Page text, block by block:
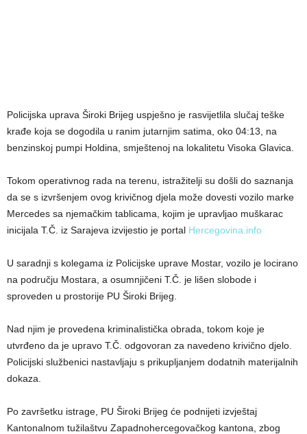
Policijska uprava Široki Brijeg uspješno je rasvijetlila slučaj teške
krađe koja se dogodila u ranim jutarnjim satima, oko 04:13, na
benzinskoj pumpi Holdina, smještenoj na lokalitetu Visoka Glavica.
Tokom operativnog rada na terenu, istražitelji su došli do saznanja
da se s izvršenjem ovog krivičnog djela može dovesti vozilo marke
Mercedes sa njemačkim tablicama, kojim je upravljao muškarac
inicijala T.Č. iz Sarajeva izvijestio je portal Hercegovina.info
U saradnji s kolegama iz Policijske uprave Mostar, vozilo je locirano
na području Mostara, a osumnjičeni T.Č. je lišen slobode i
sproveden u prostorije PU Široki Brijeg.
Nad njim je provedena kriminalistička obrada, tokom koje je
utvrđeno da je upravo T.Č. odgovoran za navedeno krivično djelo.
Policijski službenici nastavljaju s prikupljanjem dodatnih materijalnih
dokaza.
Po završetku istrage, PU Široki Brijeg će podnijeti izvještaj
Kantonalnom tužilaštvu Zapadnohercegovačkog kantona, zbog